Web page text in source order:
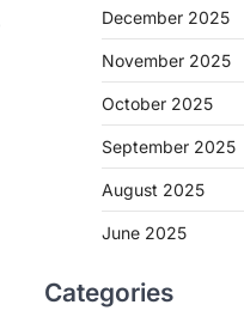
December 2025
November 2025
October 2025
September 2025
August 2025
June 2025
Categories